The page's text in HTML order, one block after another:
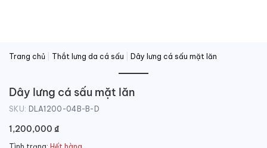
Trang chủ Thắt lưng da cá sấu Dây lưng cá sấu mặt lăn
Dây lưng cá sấu mặt lăn
SKU: DLA1200-04B-B-D
1,200,000 ₫